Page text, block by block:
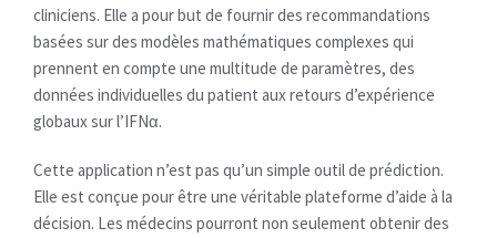
cliniciens. Elle a pour but de fournir des recommandations
basées sur des modèles mathématiques complexes qui
prennent en compte une multitude de paramètres, des
données individuelles du patient aux retours d’expérience
globaux sur l’IFNα.
Cette application n’est pas qu’un simple outil de prédiction.
Elle est conçue pour être une véritable plateforme d’aide à la
décision. Les médecins pourront non seulement obtenir des